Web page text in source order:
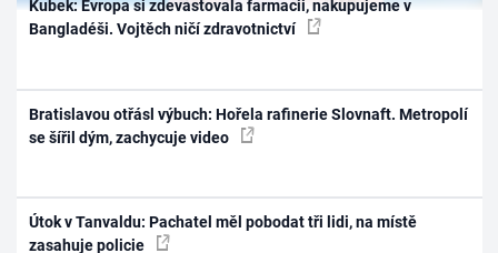
Kubek: Evropa si zdevastovala farmacii, nakupujeme v
Bangladéši. Vojtěch ničí zdravotnictví
Bratislavou otřásl výbuch: Hořela rafinerie Slovnaft. Metropolí
se šířil dým, zachycuje video
Útok v Tanvaldu: Pachatel měl pobodat tři lidi, na místě
zasahuje policie